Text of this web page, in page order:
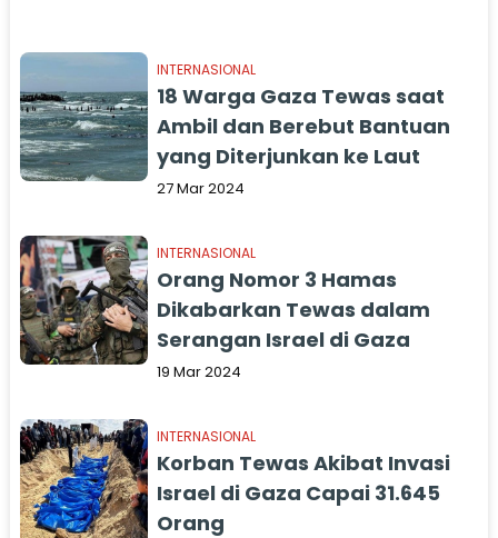
INTERNASIONAL
18 Warga Gaza Tewas saat
Ambil dan Berebut Bantuan
yang Diterjunkan ke Laut
27 Mar 2024
INTERNASIONAL
Orang Nomor 3 Hamas
Dikabarkan Tewas dalam
Serangan Israel di Gaza
19 Mar 2024
INTERNASIONAL
Korban Tewas Akibat Invasi
Israel di Gaza Capai 31.645
Orang